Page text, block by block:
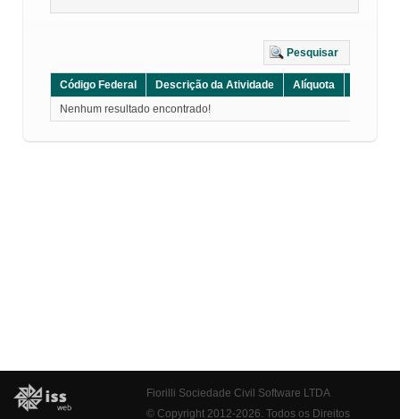
Pesquisar
Código Federal Descrição da Atividade Alíquota
Nenhum resultado encontrado!
Fiorilli Sociedade Civil Software LTDA
© Copyright 2012-2026. Todos os Direitos